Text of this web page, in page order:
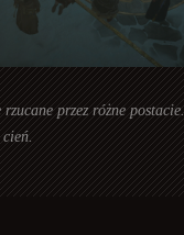
przez różne
cień.